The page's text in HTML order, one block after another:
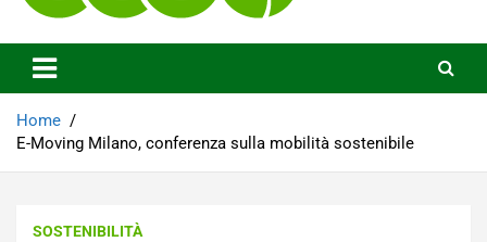
Ecoo.it
Home
E-Moving Milano, conferenza sulla mobilità sostenibile
SOSTENIBILITÀ